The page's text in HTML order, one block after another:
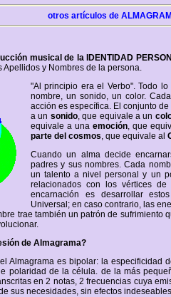
otros artículos de
musical de la IDENTIDAD
Apellidos y Nombres de la persona.
"Al principio era el Verbo". Todo
nombre, un sonido, un color.
acción es específica. El conjunto
a un sonido, que equivale a un
equivale a unaemoción, que
parte del cosmos, que equivale al
Cuando un alma decide
padres y sus nombres. Cada
un talento a nivel personal y un
relacionados con los vértices
encarnación es desarrollar
Universal; en caso contrario, las
trae también un patrón de sufrimiento
de Almagrama?
Almagrama es bipolar: la especificidad
polaridad de la célula. de la más
en 2 notas, 2 frecuencias cuya
sus necesidades, sin efectos